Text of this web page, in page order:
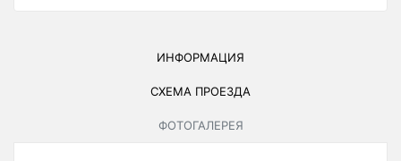
ИНФОРМАЦИЯ
СХЕМА ПРОЕЗДА
ФОТОГАЛЕРЕЯ